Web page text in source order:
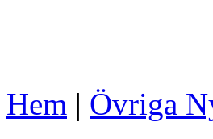
Hem | Övriga